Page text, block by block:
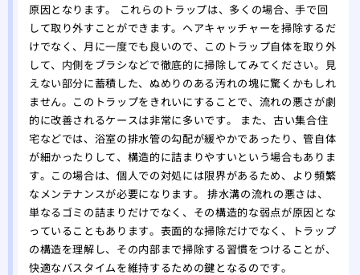
原因となります。 これらのトラップは、多くの場合、手で回
して取り外すことができます。ヘアキャッチャーを掃除するだ
けでなく、月に一度でも良いので、このトラップ自体を取り外
して、内側をブラシなどで徹底的に掃除してみてください。見
えない部分に蓄積した、ぬめりのある汚れの塊に驚くかもしれ
ません。このトラップをきれいにすることで、流れの悪さが劇
的に改善されるケースは非常に多いです。 また、古い集合住
宅などでは、浴室の排水管の勾配が緩やかであったり、管自体
が細かったりして、構造的に詰まりやすいという場合もありま
す。この場合は、個人での対処には限界があるため、より頻繁
なメンテナンスが必要になります。 排水溝の流れの悪さは、
単なるゴミの詰まりだけでなく、その構造的な弱点が原因とな
っていることもあります。表面的な掃除だけでなく、トラップ
の構造を理解し、その内部まで掃除する習慣をつけることが、
快適なバスタイムを維持するための鍵となるのです。